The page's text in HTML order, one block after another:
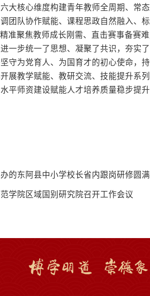
大核心维度构建青年教师全周期、常
团队协作赋能、课程思政自然融入、
准聚焦教师成长刚需、直击赛事备赛
一步统一了思想、凝聚了共识，夯实
守为党育人、为国育才的初心使命，
展教学赋能、教研交流、技能提升系
平师资建设赋能人才培养质量稳步提升
的东阿县中小学校长省内跟岗研修圆
范学院区域国别研究院召开工作会议